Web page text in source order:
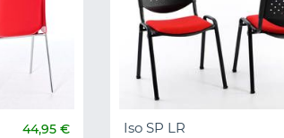
44,95 € Iso SP LR